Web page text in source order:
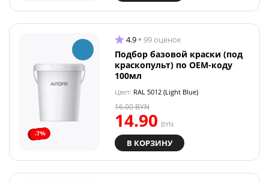
-7%
4.9 99 оценок
Подбор базовой краски (под
краскопульт) по OEM-коду
100мл
Цвет: RAL 5012 (Light Blue)
14.90 BYN
16.00BYN
В КОРЗИНУ